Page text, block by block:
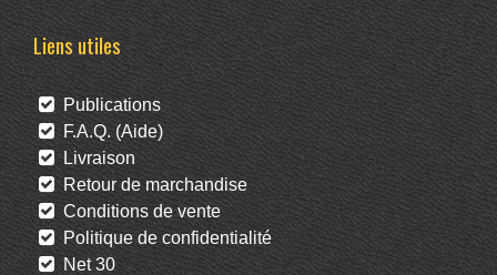
Liens utiles
Publications
F.A.Q. (Aide)
Livraison
Retour de marchandise
Conditions de vente
Politique de confidentialité
Net 30